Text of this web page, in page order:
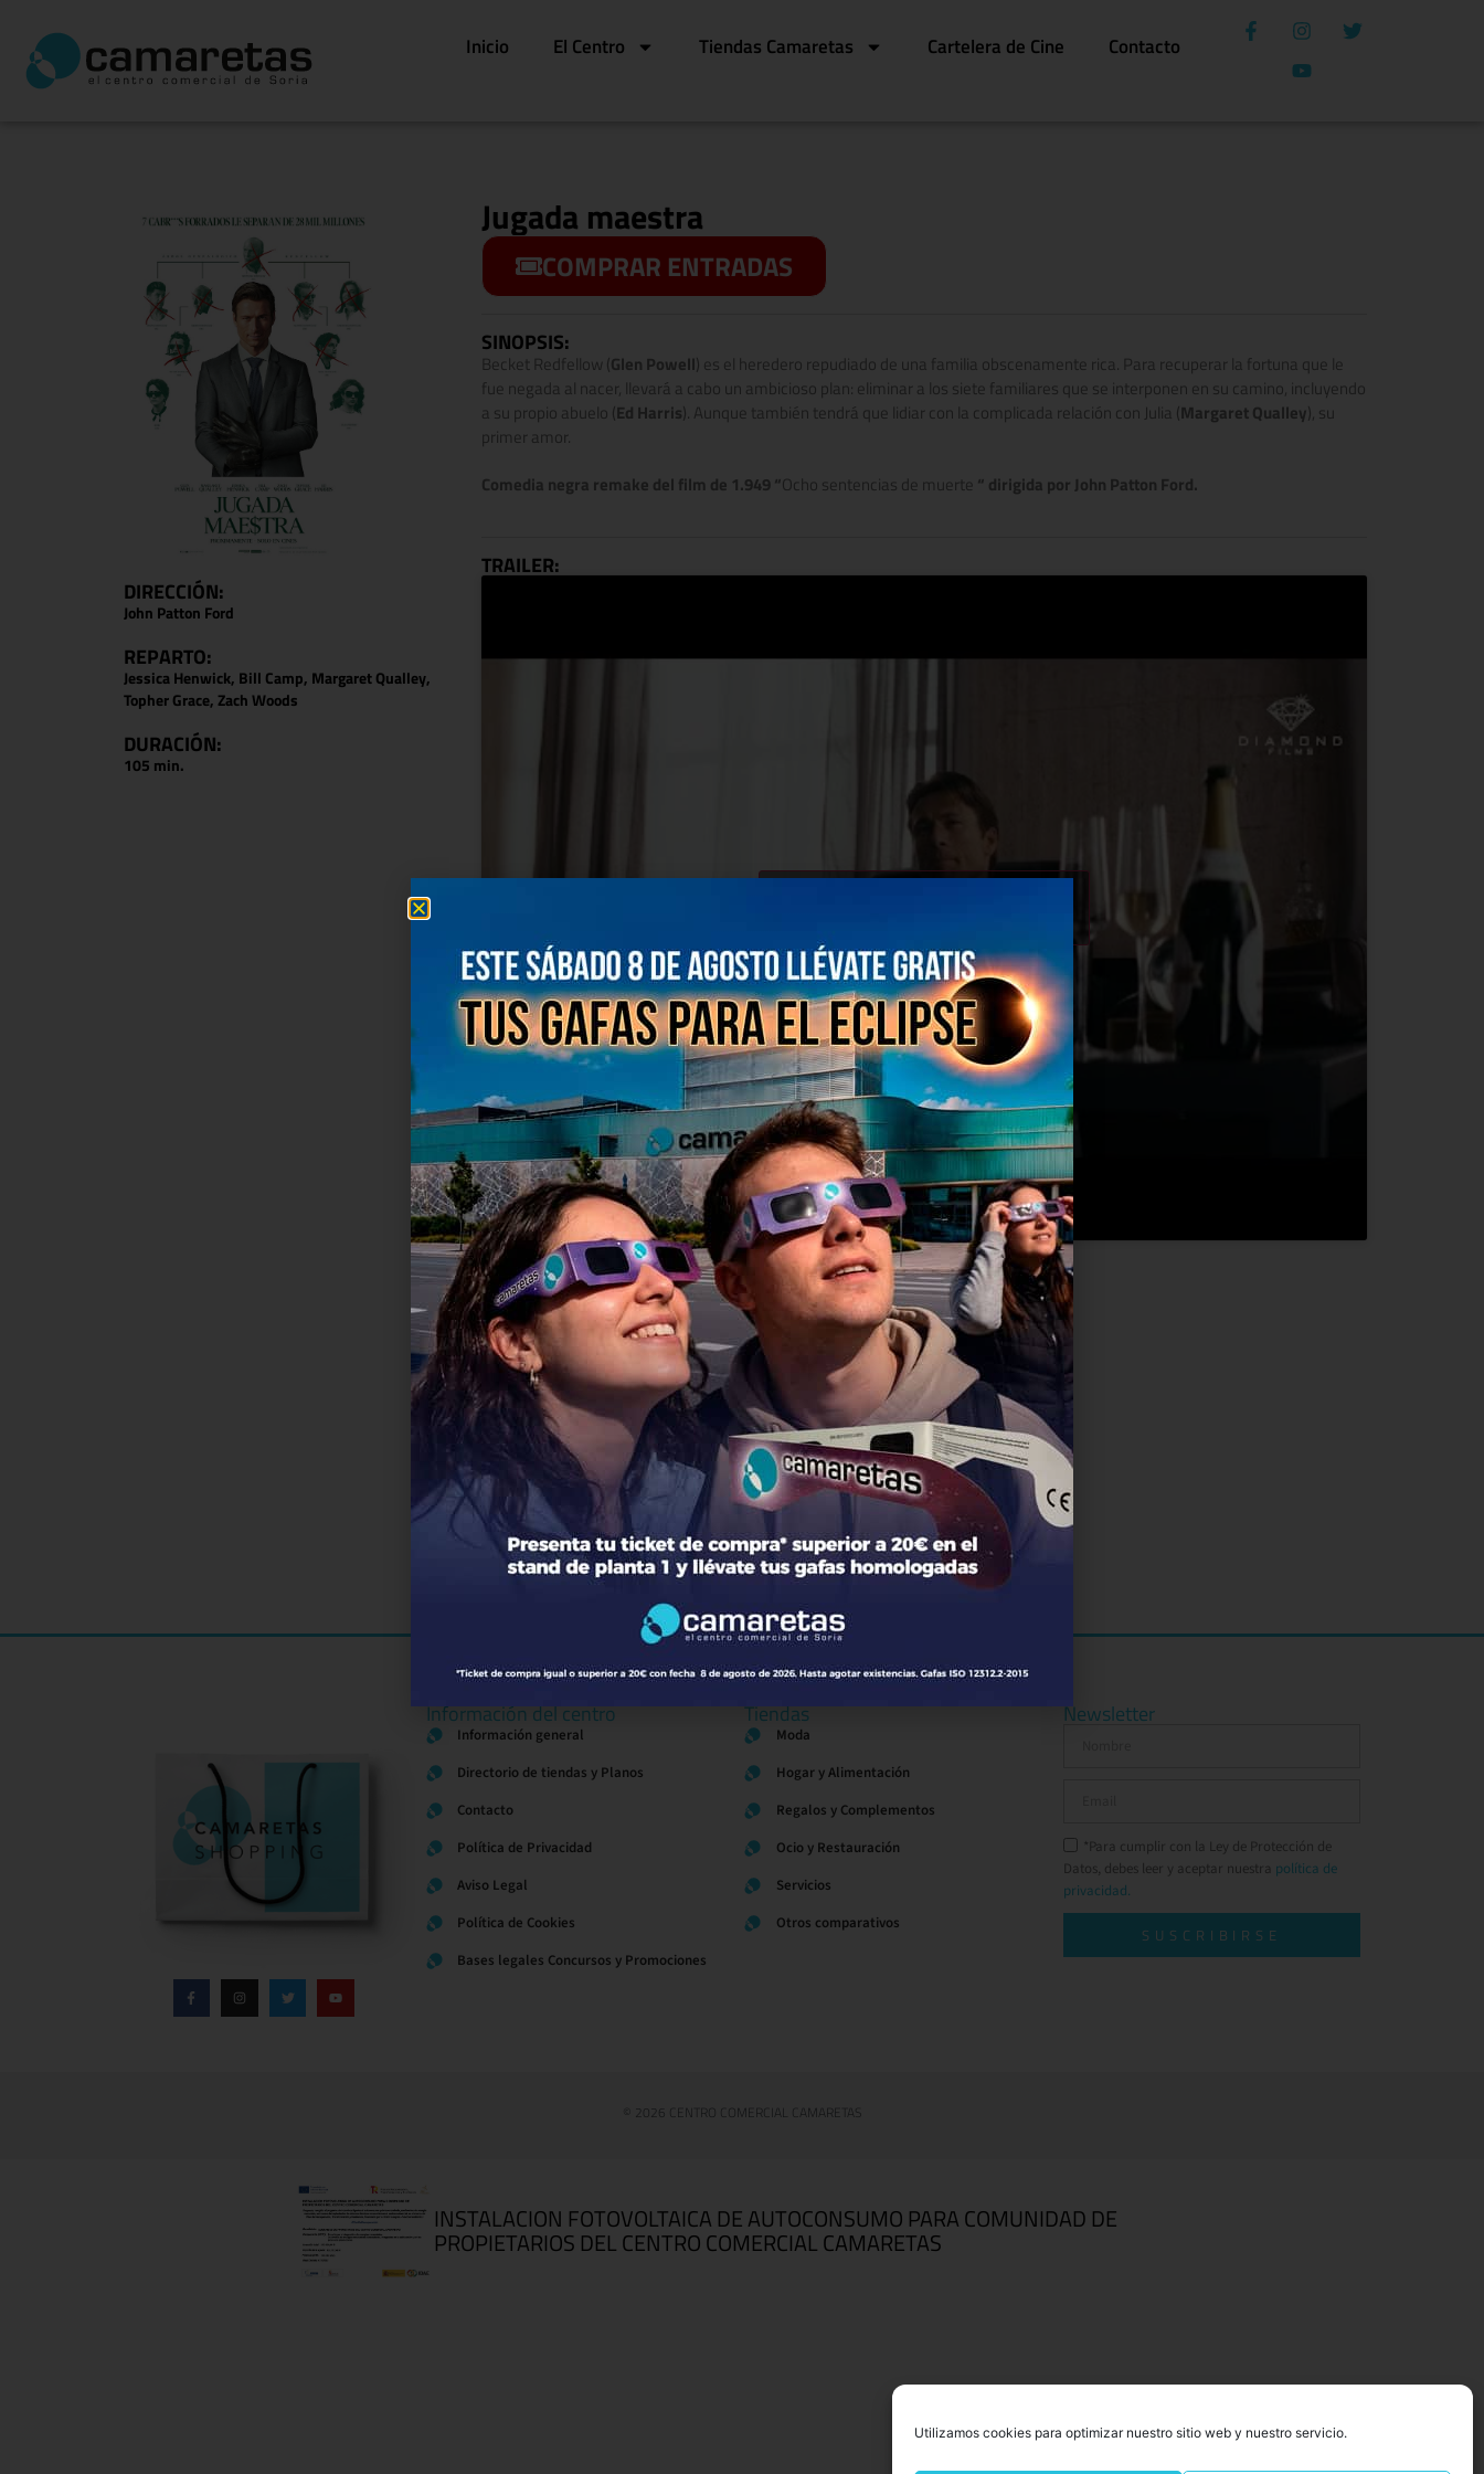
Utilizamos cookies para optimizar nuestro sitio web y nuestro servicio.
Inicio El Centro Tiendas Camaretas Cartelera de Cine Contacto
DIRECCIÓN:
John Patton Ford
REPARTO:
Jessica Henwick, Bill Camp, Margaret Qualley,
Topher Grace, Zach Woods
DURACIÓN:
105 min.
Jugada maestra
COMPRAR ENTRADAS
SINOPSIS:
Becket Redfellow (Glen Powell) es el heredero repudiado de una familia obscenamente rica. Para recuperar la fortuna que le
fue negada al nacer, llevará a cabo un ambicioso plan: eliminar a los siete familiares que se interponen en su camino, incluyendo
a su propio abuelo (Ed Harris). Aunque también tendrá que lidiar con la complicada relación con Julia (Margaret Qualley), su
primer amor.
Comedia negra remake del film de 1.949 “Ocho sentencias de muerte “ dirigida por John Patton Ford.
TRAILER:
El Cinede Soria
Información del centro
Información general
Directorio de tiendas y Planos
Contacto
Política de Privacidad
Aviso Legal
Política de Cookies
Bases legales Concursos y Promociones
Tiendas
Moda
Hogar y Alimentación
Regalos y Complementos
Ocio y Restauración
Servicios
Otros comparativos
Newsletter
*Para cumplir con la Ley de Protección de
Datos, debes leer y aceptar nuestra política de
privacidad.
SUSCRIBIRSE
© 2026 CENTRO COMERCIAL CAMARETAS
INSTALACION FOTOVOLTAICA DE AUTOCONSUMO PARA COMUNIDAD DE
PROPIETARIOS DEL CENTRO COMERCIAL CAMARETAS